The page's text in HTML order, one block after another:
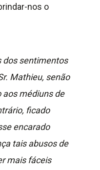
nos o
dos sentimentos
Mathieu, senão
aos médiuns de
ficado
encarado
tais abusos de
mais fáceis